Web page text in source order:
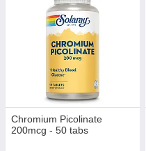
Chromium Picolinate
200mcg - 50 tabs